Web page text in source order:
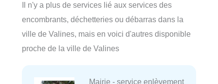
Il n'y a plus de services lié aux services des
encombrants, déchetteries ou débarras dans la
ville de Valines, mais en voici d'autres disponible
proche de la ville de Valines
Mairie - service enlèvement